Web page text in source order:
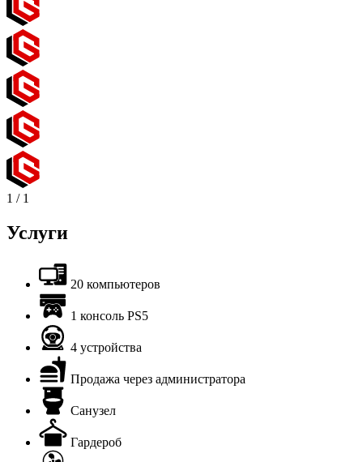
1 / 1
Услуги
20 компьютеров
1 консоль PS5
4 устройства
Продажа через администратора
Санузел
Гардероб